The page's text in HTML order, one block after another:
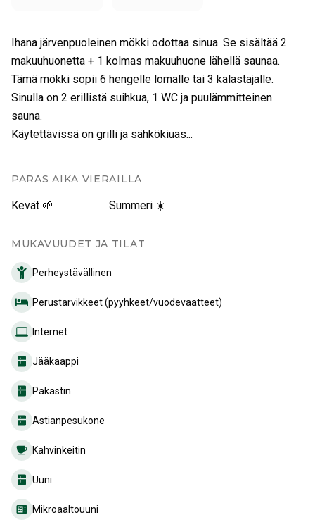
Ihana järvenpuoleinen mökki odottaa sinua. Se sisältää 2
makuuhuonetta + 1 kolmas makuuhuone lähellä saunaa.
Tämä mökki sopii 6 hengelle lomalle tai 3 kalastajalle.
Sinulla on 2 erillistä suihkua, 1 WC ja puulämmitteinen
sauna.
Käytettävissä on grilli ja sähkökiuas...
PARAS AIKA VIERAILLA
Kevät 🌱 Summeri ☀️
MUKAVUUDET JA TILAT
Perheystävällinen
Perustarvikkeet (pyyhkeet/vuodevaatteet)
Internet
Jääkaappi
Pakastin
Astianpesukone
Kahvinkeitin
Uuni
Mikroaaltouuni